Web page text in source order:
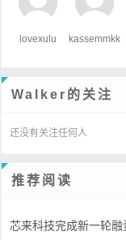
lovexulu kassemmkk
Walker的关注
还没有关注任何人
推荐阅读
芯来科技完成新一轮